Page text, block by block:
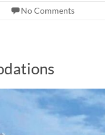
No Comments